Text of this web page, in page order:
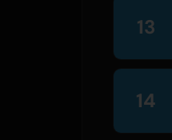
13
14